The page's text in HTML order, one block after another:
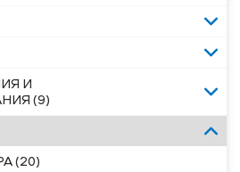
И
(9)
(20)